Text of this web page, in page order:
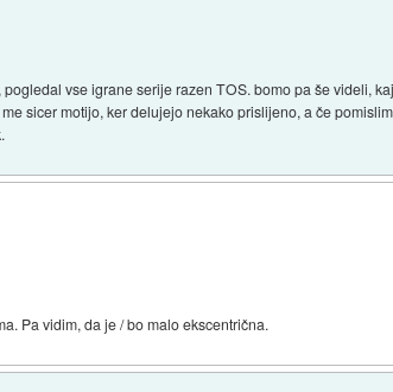
vse igrane serije razen TOS. bomo pa še videli,
sicer motijo, ker delujejo nekako prislijeno, a če
Pa vidim, da je / bo malo ekscentrična.